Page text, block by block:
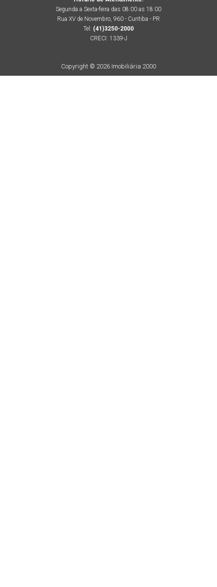
Segunda a Sexta-feira das 08:00 as 18:00
Rua XV de Novembro, 960 - Curitiba - PR
Tel: (41)3250-2000
CRECI: 1339-J
Copyright © 2026 Imobiliária 2000